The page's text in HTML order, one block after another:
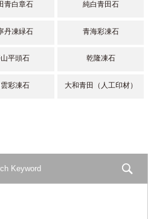
青白章石 純白青田石
丹凍緑石 青海彩凍石
平頭石 乾隆凍石
雲彩凍石 大和青田（人工印材）